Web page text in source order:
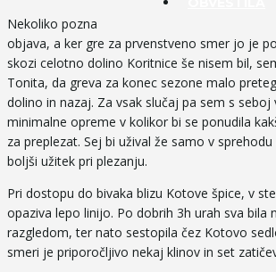
Nekoliko pozna
objava, a ker gre za prvenstveno smer jo je
skozi celotno dolino Koritnice še nisem bil,
Tonita, da greva za konec sezone malo
dolino in nazaj. Za vsak slučaj pa sem s seboj
minimalne opreme v kolikor bi se ponudila
za preplezat. Sej bi užival že samo v
boljši užitek pri plezanju.
Pri dostopu do bivaka blizu Kotove špice, v
opaziva lepo linijo. Po dobrih 3h urah sva bila
razgledom, ter nato sestopila čez Kotovo
smeri je priporočljivo nekaj klinov in set